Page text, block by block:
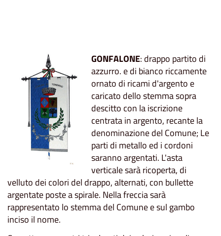
GONFALONE: drappo partito di
azzurro. e di bianco riccamente
ornato di ricami d'argento e
caricato dello stemma sopra
descitto con la iscrizione
centrata in argento, recante la
denominazione del Comune; Le
parti di metallo ed i cordoni
saranno argentati. L'asta
verticale sarà ricoperta, di
velluto dei colori del drappo, alternati, con bullette
argentate poste a spirale. Nella freccia sarà
rappresentato lo stemma del Comune e sul gambo
inciso il nome.